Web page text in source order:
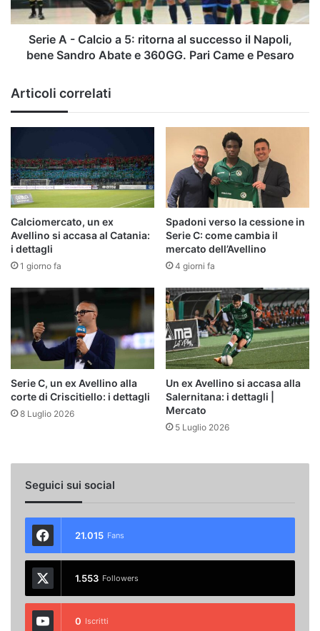
al
successo
Napoli,
Abate
e
360GG.
Came
e
Pesaro
Serie A - Calcio a 5: ritorna al successo il Napoli,
bene Sandro Abate e 360GG. Pari Came e Pesaro
Articoli correlati
Calciomercato, un ex
Avellino si accasa al Catania:
i dettagli
1 giorno fa
Spadoni verso la cessione in
Serie C: come cambia il
mercato dell’Avellino
4 giorni fa
Serie C, un ex Avellino alla
corte di Criscitiello: i dettagli
8 Luglio 2026
Un ex Avellino si accasa alla
Salernitana: i dettagli |
Mercato
5 Luglio 2026
Seguici sui social
21.015 Fans
1.553 Followers
0 Iscritti